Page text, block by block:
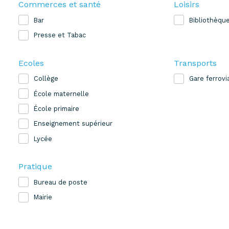
Commerces et santé
Bar
Presse et Tabac
Loisirs
Bibliothèque
Ecoles
Collège
École maternelle
École primaire
Enseignement supérieur
Lycée
Transports
Gare
Pratique
Bureau de poste
Mairie